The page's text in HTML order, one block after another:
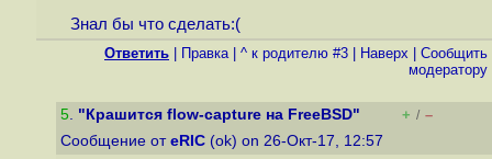
Знал бы что сделать:(
Ответить Правка| ^ к родителю #3 Наверх
Cообщить
модератору
5. "Крашится flow-capture на FreeBSD" + / –
Сообщение от eRIC (ok) on 26-Окт-17, 12:57